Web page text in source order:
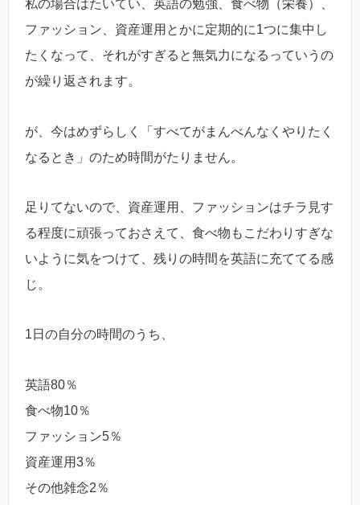
私の場合はたいてい、英語の勉強、食べ物（栄養）、
ファッション、資産運用とかに定期的に1つに集中し
たくなって、それがすぎると無気力になるっていうの
が繰り返されます。
が、今はめずらしく「すべてがまんべんなくやりたく
なるとき」のため時間がたりません。
足りてないので、資産運用、ファッションはチラ見す
る程度に頑張っておさえて、食べ物もこだわりすぎな
いように気をつけて、残りの時間を英語に充ててる感
じ。
1日の自分の時間のうち、
英語80％
食べ物10％
ファッション5％
資産運用3％
その他雑念2％